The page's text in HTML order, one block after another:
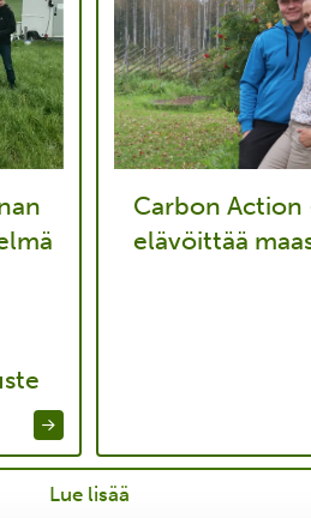
Carbon
elävöittää
Lue lisää